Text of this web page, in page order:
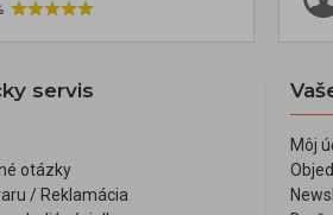
servis
otázky
/ Reklamácia
Môj